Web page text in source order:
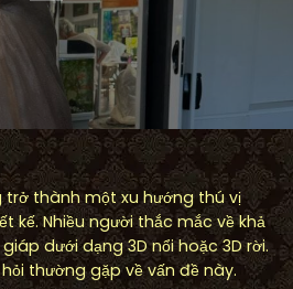
thành một xu hướng thú vị
kế. Nhiều người thắc mắc về khả
dưới dạng 3D nổi hoặc 3D rời.
thường gặp về vấn đề này.